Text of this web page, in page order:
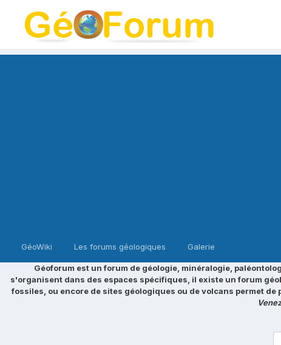
GéoWiki Les forums géologiques Galerie
Géoforum est un forum de géologie, minéralogie,
s'organisent dans des espaces spécifiques, il existe un forum
fossiles, ou encore de sites géologiques ou de volcans permet